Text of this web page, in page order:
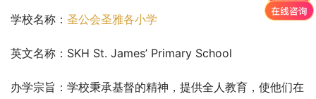
学校名称： 圣公会圣雅各小学
英文名称：SKH St. James’ Primary School
办学宗旨：学校秉承基督的精神，提供全人教育，使他们在